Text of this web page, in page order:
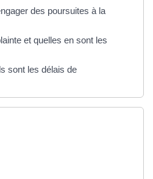
des poursuites à la
et quelles en sont les
sont les délais de